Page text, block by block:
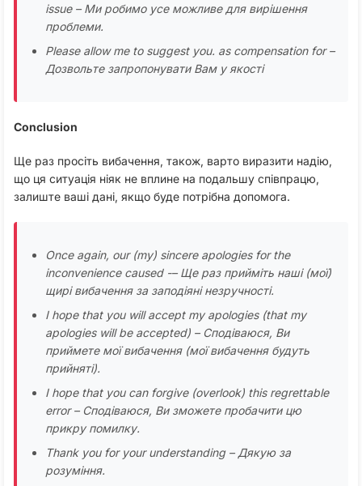
issue – Ми робимо усе можливе для вирішення
проблеми.
Please allow me to suggest you. as compensation for –
Дозвольте запропонувати Вам у якості
Conclusion
Ще раз просіть вибачення, також, варто виразити надію,
що ця ситуація ніяк не вплине на подальшу співпрацю,
залиште ваші дані, якщо буде потрібна допомога.
Once again, our (my) sincere apologies for the
inconvenience caused -– Ще раз прийміть наші (мої)
щирі вибачення за заподіяні незручності.
I hope that you will accept my apologies (that my
apologies will be accepted) – Сподіваюся, Ви
приймете мої вибачення (мої вибачення будуть
прийняті).
I hope that you can forgive (overlook) this regrettable
error – Сподіваюся, Ви зможете пробачити цю
прикру помилку.
Thank you for your understanding – Дякую за
розуміння.